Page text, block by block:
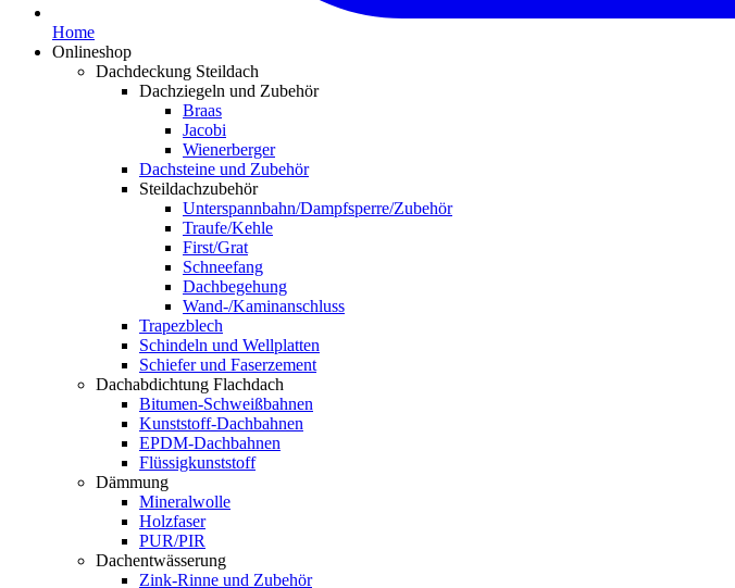
Home
Onlineshop
Dachdeckung Steildach
Dachziegeln und Zubehör
Braas
Jacobi
Wienerberger
Dachsteine und Zubehör
Steildachzubehör
Unterspannbahn/Dampfsperre/Zubehör
Traufe/Kehle
First/Grat
Schneefang
Dachbegehung
Wand-/Kaminanschluss
Trapezblech
Schindeln und Wellplatten
Schiefer und Faserzement
Dachabdichtung Flachdach
Bitumen-Schweißbahnen
Kunststoff-Dachbahnen
EPDM-Dachbahnen
Flüssigkunststoff
Dämmung
Mineralwolle
Holzfaser
PUR/PIR
Dachentwässerung
Zink-Rinne und Zubehör